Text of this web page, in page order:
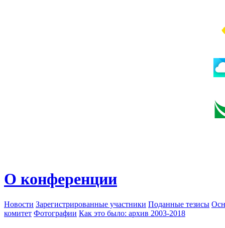
О конференции
Новости Зарегистрированные участники Поданные тезисы
комитет Фотографии Как это было: архив 2003-2018